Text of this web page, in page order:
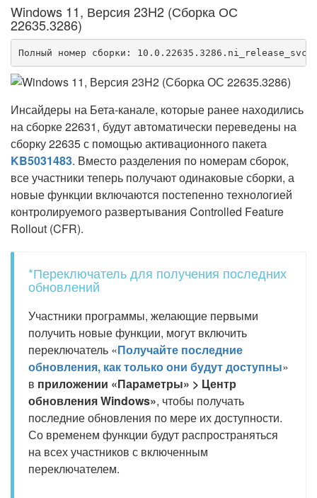
Windows 11, Версия 23H2 (Сборка ОС
22635.3286)
Полный номер сборки:
Инсайдеры на Бета-канале, которые ранее находились
на сборке 22631, будут автоматически переведены на
сборку 22635 с помощью активационного пакета
KB5031483. Вместо разделения по номерам сборок,
все участники теперь получают одинаковые сборки, а
новые функции включаются постепенно технологией
контролируемого развертывания Controlled Feature
Rollout (CFR).
*Переключатель для получения последних
обновлений
Участники программы, желающие первыми
получить новые функции, могут включить
переключатель «Получайте последние
обновления, как только они будут доступны»
в приложении «Параметры» > Центр
обновления Windows», чтобы получать
последние обновления по мере их доступности.
Со временем функции будут распространяться
на всех участников с включенным
переключателем.